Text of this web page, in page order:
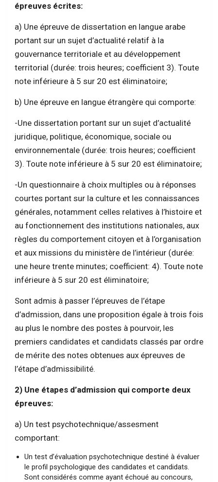
épreuves écrites:
a) Une épreuve de dissertation en langue arabe
portant sur un sujet d’actualité relatif à la
gouvernance territoriale et au développement
territorial (durée: trois heures; coefficient 3). Toute
note inférieure à 5 sur 20 est éliminatoire;
b) Une épreuve en langue étrangère qui comporte:
-Une dissertation portant sur un sujet d’actualité
juridique, politique, économique, sociale ou
environnementale (durée: trois heures; coefficient
3). Toute note inférieure à 5 sur 20 est éliminatoire;
-Un questionnaire à choix multiples ou à réponses
courtes portant sur la culture et les connaissances
générales, notamment celles relatives à l’histoire et
au fonctionnement des institutions nationales, aux
règles du comportement citoyen et à l’organisation
et aux missions du ministère de l’intérieur (durée:
une heure trente minutes; coefficient: 4). Toute note
inférieure à 5 sur 20 est éliminatoire;
Sont admis à passer l’épreuves de l’étape
d’admission, dans une proposition égale à trois fois
au plus le nombre des postes à pourvoir, les
premiers candidates et candidats classés par ordre
de mérite des notes obtenues aux épreuves de
l’étape d’admissibilité.
2) Une étapes d’admission qui comporte deux
épreuves:
a) Un test psychotechnique/assesment
comportant:
Un test d’évaluation psychotechnique destiné à évaluer
le profil psychologique des candidates et candidats.
Sont considérés comme ayant échoué au concours,